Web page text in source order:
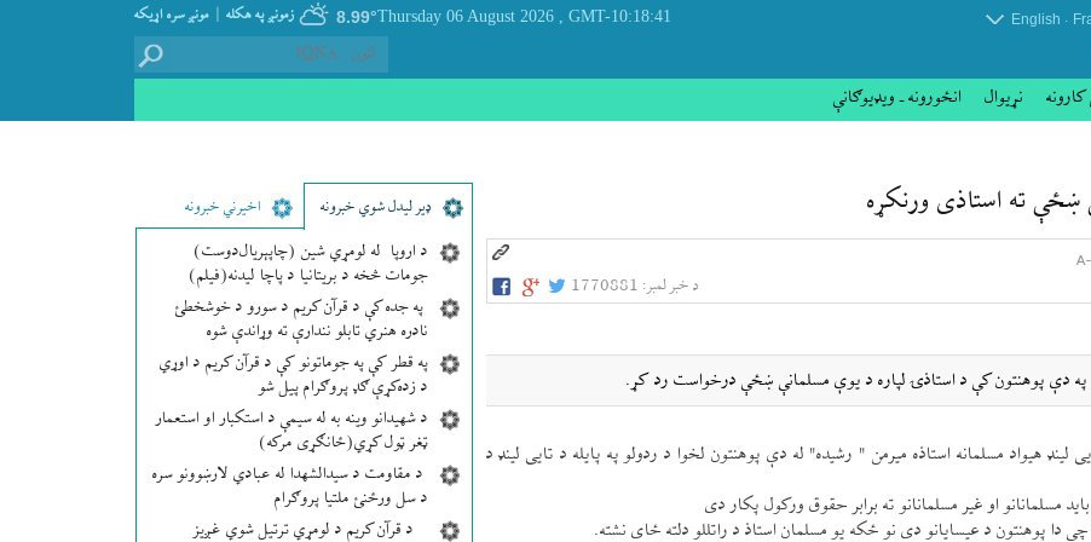
مونږ سره اړيکه | زمونږ په هکله 8.99° GMT-10:18:41
, Thursday 06 August 2026 .
English
کارونه نړيوال انځورونه ـ ویډیوګانې
ډير لیدل شوي خبرونه اخیرني خبرونه
د اروپا له لومړي شین (چاپېریال‌دوست)
جومات څخه د بریتانیا د پاچا لیدنه(فیلم)
په جده کې د قرآن کریم د سورو د خوشخطئ
نادره هنري تابلو نندارې ته وړاندې شوه
په قطر کې په جوماتونو کې د قرآن کریم د اوړي
د زده‌کړې ګډ پروګرام پیل شو
د شهیدانو وینه به له سیمې د استکبار او استعمار
ټغر ټول کړي(ځانګړی مرکه)
د مقاومت د سیدالشهدا له عبادي لارښوونو سره
د سل ورځنئ ملتیا پروګرام
د قرآن کریم د لومړي ترتیل شوي غږیز
ښځې ته استاذی ورنكړه
د خبر لمبر: 1770881
په دې پوهنتون كې د استاذۍ لپاره د يوې مسلمانې ښځې درخواست رد كړ.
هيواد مسلمانه استاذه ميرمن " رشيدہ" له دې پوهنتون لخوا د ردولو په پايله د تايی لينډ د
او غير مسلمانانو ته برابر حقوق وركول پكار دی
پوهنتون د عيسايانو دی نو ځكه يو مسلمان استاذ د راتللو دلته ځای نشته.